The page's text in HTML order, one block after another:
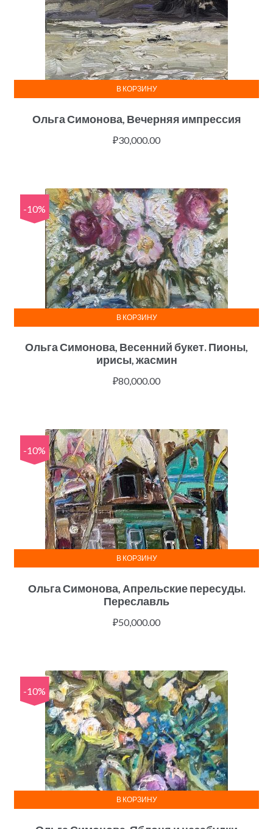
Ольга Симонова, Вечерняя импрессия
₽30,000.00
В КОРЗИНУ
-10%
Ольга Симонова, Весенний букет. Пионы,
ирисы, жасмин
₽80,000.00
В КОРЗИНУ
-10%
Ольга Симонова, Апрельские пересуды.
Переславль
₽50,000.00
В КОРЗИНУ
-10%
В КОРЗИНУ